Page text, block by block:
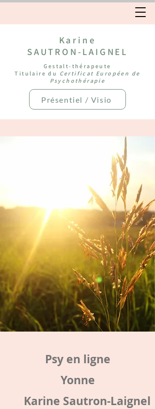
Karine
SAUTRON-LAIGNEL
Gestalt-thérapeute
Titulaire du Certificat Européen de
Psychothérapie
Présentiel / Visio
Psy en ligne
Yonne
Karine Sautron-Laignel